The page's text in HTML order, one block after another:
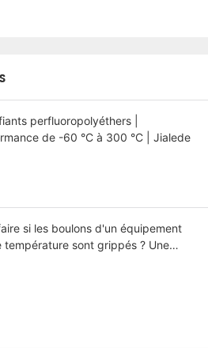
perfluoropolyéthers |
de -60 °C à 300 °C | Jialede
si les boulons d'un équipement
température sont grippés ? Une